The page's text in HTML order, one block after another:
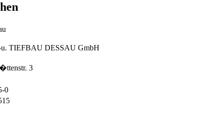
TIEFBAU DESSAU GmbH
3
0